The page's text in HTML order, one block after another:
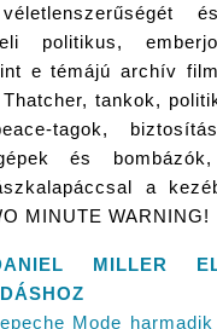
politikus,
e témájú archív
tankok,
tagok,
és
a
MINUTE
MILLER
Mode